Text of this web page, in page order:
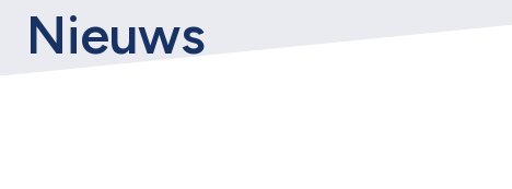
Nieuws